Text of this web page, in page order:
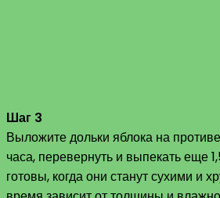
Шаг 3
Выложите дольки яблока на
часа, перевернуть и выпекать еще
готовы, когда они станут сухими и